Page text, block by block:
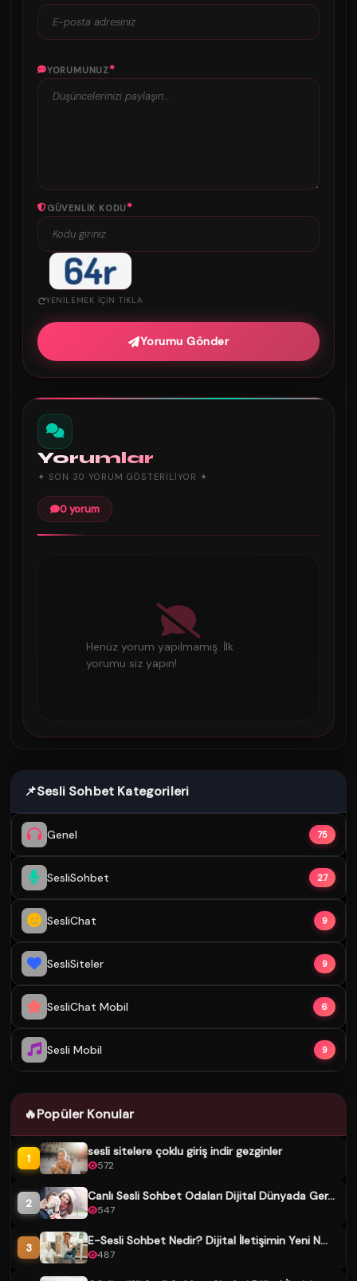
YORUMUNUZ*
GÜVENLIK KODU*
YENILEMEK IÇIN TIKLA
Yorumu Gönder
Yorumlar
✦ SON 30 YORUM GÖSTERILIYOR ✦
0 yorum
Henüz yorum yapılmamış. İlk
yorumu siz yapın!
📌Sesli Sohbet Kategorileri
Genel 75
SesliSohbet 27
SesliChat 9
SesliSiteler 9
SesliChat Mobil 6
Sesli Mobil 9
🔥Popüler Konular
1 sesli sitelere çoklu giriş indir gezginler
572
2 Canlı Sesli Sohbet Odaları Dijital Dünyada Ger...
547
3 E-Sesli Sohbet Nedir? Dijital İletişimin Yeni N...
487